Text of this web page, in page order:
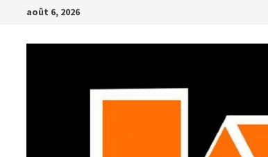
Passer
contenu
août 6, 2026